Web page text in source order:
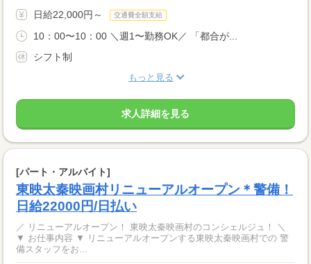
日給22,000円～ 交通費全額支給
10：00〜10：00 ＼週1〜勤務OK／ 「都合が...
シフト制
もっと見る
求人詳細を見る
[パート・アルバイト]
東映太秦映画村リニューアルオープン＊警備！
日給22000円/日払い
／ リニューアルオープン！ 東映太秦映画村のコンシェルジュ！ ＼
▼ お仕事内容 ▼ リニューアルオープンする東映太秦映画村での 警
備スタッフをお...